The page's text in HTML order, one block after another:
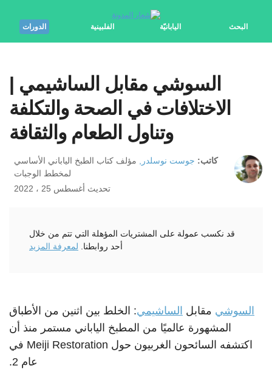
البحث اليابانيّة الفلبينية الدورات
السوشي مقابل الساشيمي |
الاختلافات في الصحة والتكلفة
وتناول الطعام والثقافة
كاتب: جوست نوسلدر,
مؤلف كتاب الطبخ الياباني الأساسي
لمخطط الوجبات
تحديث أغسطس 25 ، 2022
قد نكسب عمولة على المشتريات المؤهلة التي تتم من خلال
أحد روابطنا. لمعرفة المزيد
السوشي مقابل الساشيمي: الخلط بين اثنين من الأطباق
المشهورة عالميًا من المطبخ الياباني مستمر منذ أن
اكتشفه السائحون الغربيون حول Meiji Restoration في
عام 2.